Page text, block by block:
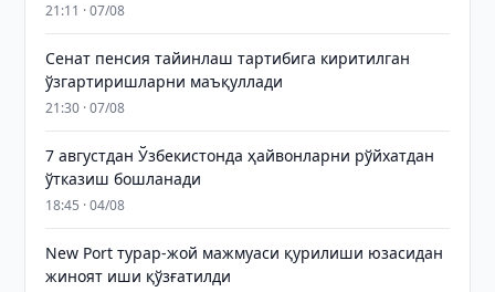
21:11 · 07/08
Сенат пенсия тайинлаш тартибига киритилган
ўзгартиришларни маъқуллади
21:30 · 07/08
7 августдан Ўзбекистонда ҳайвонларни рўйхатдан
ўтказиш бошланади
18:45 · 04/08
New Port турар-жой мажмуаси қурилиши юзасидан
жиноят иши қўзғатилди